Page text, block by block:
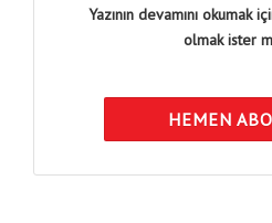
Yazının devamını okumak
olmak ister
HEMEN